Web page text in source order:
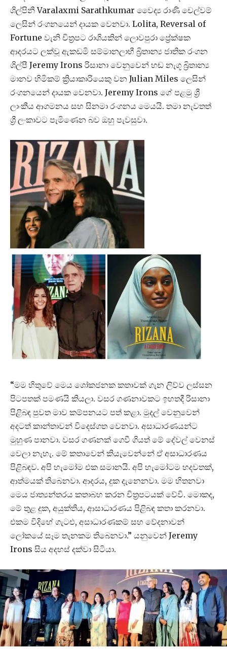
ශිල්පිනී Varalaxmi Sarathkumar වෛද්‍ය රාණි චෙල්වම්
ලෙසින් රංගනයෙන් දායක වෙනවා. Lolita, Reversal of
Fortune වැනි චිත්‍රපට රාශියකින් ලොවපුරා ප්‍රේක්ෂක
ආදරයට ලක්වූ ඇකඩමි සම්මානලාභී බ්‍රිතාන්‍ය ජාතික රංගන
ශිල්පී Jeremy Irons රිසානා වෙනුවෙන් හඬ නැගූ බ්‍රිතාන්‍ය
මානව හිමිකම් ක්‍රියාකාරියෙකු වන Julian Miles ලෙසින්
රංගනයෙන් දායක වෙනවා. Jeremy Irons ගේ පළමු ශ්‍රී
ලාංකීය ආගමනය සහ සිනමා රංගනය මෙයයි. තමා නැවතත්
ශ්‍රී ලංකාවට පැමිණෙන බව ඔහු පැවසුවා.
“මම හිතුවේ මෙය ශෝකජනක කතාවක් ගැන ලිව්ව ලස්සන
පිටපතක් පමණයි කියලා. වසර ගණනාවකට ඉහතදී රිසානා
පිළිබඳ පුවත මාව කම්පනයට පත් කළා. මුදල් වෙනුවෙන්
අදටත් කාන්තාවන් විදෙස්ගත වෙනවා. අසාධාරණයන්ට
මුහුණ පානවා. වසර ගණනක් ගෙවී ගියත් මේ දේවල් වෙනස්
වෙලා නැහැ. මේ කතාවෙන් කියැවෙන්නේ ඒ අසාධාරණය
පිළිබඳව. අපි හැමෝම එක සමානයි. අපි හැමෝටම හදවතක්,
ආත්මයක් තිබෙනවා. ආදරය, දුක දැනෙනවා. මම හිතනවා
මෙය ජාත්‍යන්තරය කතාබහ කරන චිත්‍රපටයක් වේවි. මොකද,
මේ තුළ දුක, අයුක්තිය, ආසාධාරණය පිළිබඳ කතා කරනවා.
එකම විදිහේ ගැටළු, අසාධාරණකම් සහ වේදනාවන්
ලෝකයේ සෑම තැනකම තිබෙනවා.” යනුවෙන් Jeremy
Irons සිය අදහස් දක්වා සිටියා.